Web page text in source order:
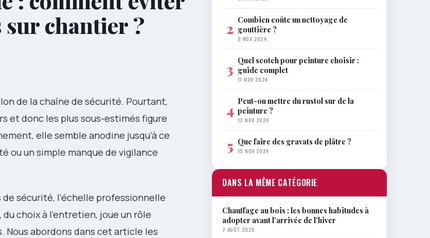
chantier ?
de la chaîne de sécurité. Pourtant,
et donc les plus sous-estimés figure
elle semble anodine jusqu’à ce
ou un simple manque de vigilance
sécurité, l’échelle professionnelle
choix à l’entretien, joue un rôle
abordons dans cet article les
2 Combien coûte un nettoyage de
gouttière ?
9 NOV 2024
3 Quel scotch pour peinture choisir :
guide complet
11 NOV 2024
4 Peut-on mettre du rustol sur de la
peinture ?
13 NOV 2024
5 Que faire des gravats de plâtre ?
15 NOV 2024
DANS LA MÊME CATÉGORIE
Chauffage au bois : les bonnes habitudes à
adopter avant l’arrivée de l’hiver
7 AOÛT 2026